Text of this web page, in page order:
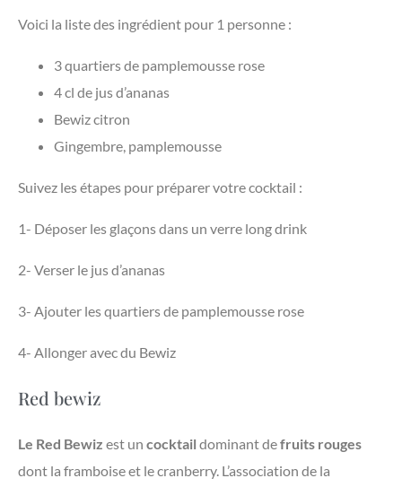
Voici la liste des ingrédient pour 1 personne :
3 quartiers de pamplemousse rose
4 cl de jus d’ananas
Bewiz citron
Gingembre, pamplemousse
Suivez les étapes pour préparer votre cocktail :
1- Déposer les glaçons dans un verre long drink
2- Verser le jus d’ananas
3- Ajouter les quartiers de pamplemousse rose
4- Allonger avec du Bewiz
Red bewiz
Le Red Bewiz est un cocktail dominant defruits rouges
dont la framboise et le cranberry. L’association de la